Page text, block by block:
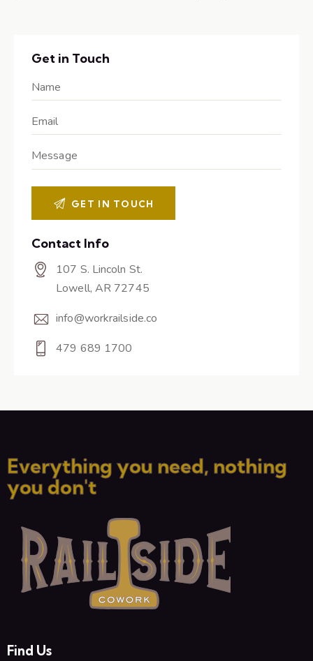
Get in Touch
Contact Info
107 S. Lincoln St.
Lowell, AR 72745
info@workrailside.co
479 689 1700
Everything you need, nothing
you don't
Find Us